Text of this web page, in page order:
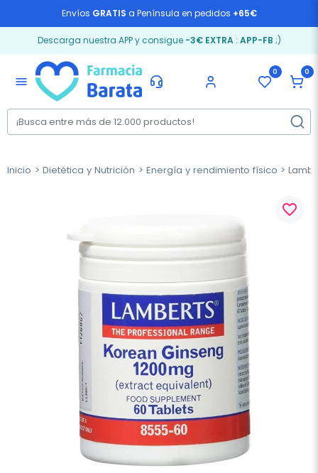
Envíos GRATIS a Península en pedidos +65€
Descarga nuestra APP y consigue -3€ EXTRA: APP-FB ;)
menu
0 0
Inicio Dietética y Nutrición Energía y rendimiento físico
favorite_border